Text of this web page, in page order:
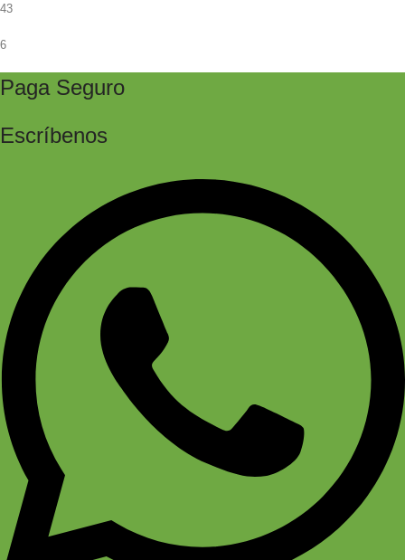
43
6
Paga Seguro
Escríbenos